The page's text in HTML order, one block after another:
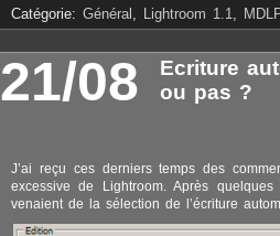
Catégorie: Général , Lightroom 1.1,
21/08
Ecriture
ou pas ?
J’ai reçu ces derniers temps des
excessive de Lightroom. Après
venaient de la sélection de l’écriture